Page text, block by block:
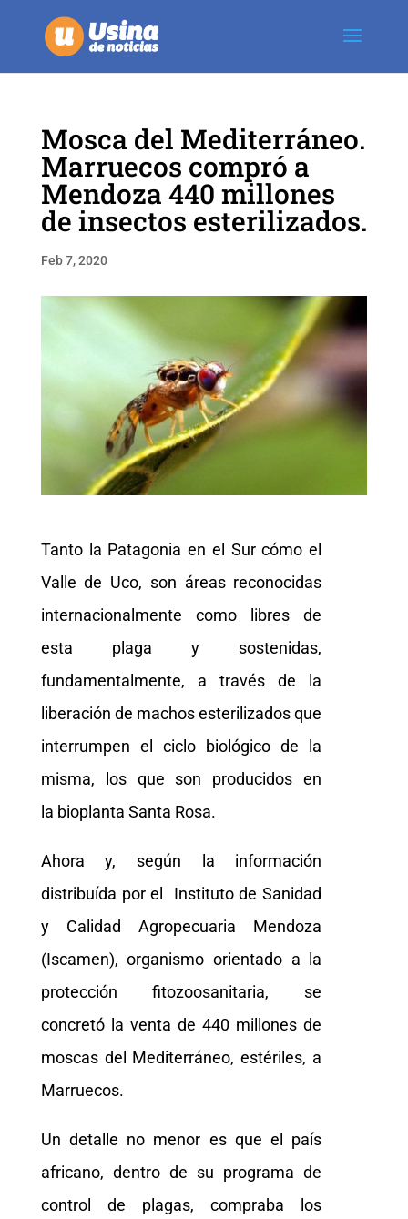
Mosca del Mediterráneo.
Marruecos compró a
Mendoza 440 millones
de insectos esterilizados.
Feb 7, 2020
Tanto la Patagonia en el Sur cómo el
Valle de Uco, son áreas reconocidas
internacionalmente como libres de
esta plaga y sostenidas,
fundamentalmente, a través de la
liberación de machos esterilizados que
interrumpen el ciclo biológico de la
misma, los que son producidos en
la bioplanta Santa Rosa.
Ahora y, según la información
distribuída por el Instituto de Sanidad
y Calidad Agropecuaria Mendoza
(Iscamen), organismo orientado a la
protección fitozoosanitaria, se
concretó la venta de 440 millones de
moscas del Mediterráneo, estériles, a
Marruecos.
Un detalle no menor es que el país
africano, dentro de su programa de
control de plagas, compraba los